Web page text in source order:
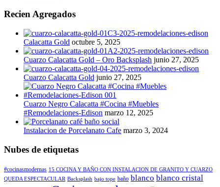
Recien Agregados
Calacatta Gold octubre 5, 2025
Cuarzo Calacatta Gold – Oro Backsplash junio 27, 2025
Cuarzo Calacatta Gold junio 27, 2025
Cuarzo Negro Calacatta #Cocina #Muebles
#Remodelaciones-Edison marzo 12, 2025
Instalacion de Porcelanato Cafe marzo 3, 2024
Nubes de etiquetas
#cocinasmodernas 15 COCINA Y BAÑO CON INSTALACION DE GRANITO Y CUARZO
QUEDA ESPECTACULAR Backsplash bajo tope baño blanco blanco cristal